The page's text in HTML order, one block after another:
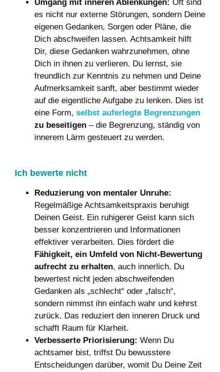
Umgang mit inneren Ablenkungen: Oft sind
es nicht nur externe Störungen, sondern Deine
eigenen Gedanken, Sorgen oder Pläne, die
Dich abschweifen lassen. Achtsamkeit hilft
Dir, diese Gedanken wahrzunehmen, ohne
Dich in ihnen zu verlieren. Du lernst, sie
freundlich zur Kenntnis zu nehmen und Deine
Aufmerksamkeit sanft, aber bestimmt wieder
auf die eigentliche Aufgabe zu lenken. Dies ist
eine Form, selbst auferlegte Begrenzungen
zu beseitigen– die Begrenzung, ständig von
innerem Lärm gesteuert zu werden.
Ich bewerte nicht
Reduzierung von mentaler Unruhe:
Regelmäßige Achtsamkeitspraxis beruhigt
Deinen Geist. Ein ruhigerer Geist kann sich
besser konzentrieren und Informationen
effektiver verarbeiten. Dies fördert die
Fähigkeit, ein Umfeld von Nicht-Bewertung
aufrecht zu erhalten, auch innerlich. Du
bewertest nicht jeden abschweifenden
Gedanken als „schlecht“ oder „falsch“,
sondern nimmst ihn einfach wahr und kehrst
zurück. Das reduziert den inneren Druck und
schafft Raum für Klarheit.
Verbesserte Priorisierung: Wenn Du
achtsamer bist, triffst Du bewusstere
Entscheidungen darüber, womit Du Deine Zeit